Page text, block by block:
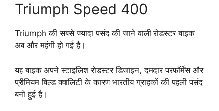
Triumph Speed 400
Triumph की सबसे ज्यादा पसंद की जाने वाली रोडस्टर बाइक
अब और महंगी हो गई है।
यह बाइक अपने स्टाइलिश रोडस्टर डिजाइन, दमदार परफॉर्मेंस और
प्रीमियम बिल्ड क्वालिटी के कारण भारतीय ग्राहकों की पहली पसंद
बनी हुई है।